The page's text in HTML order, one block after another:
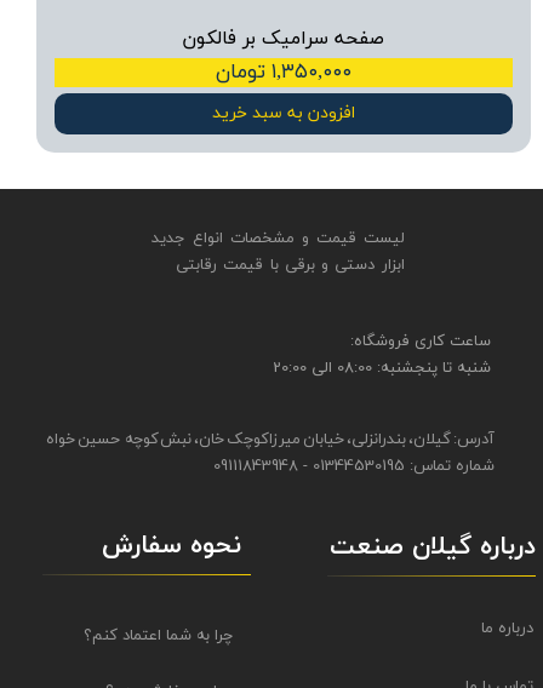
صفحه سرامیک بر فالکون
۱,۳۵۰,۰۰۰ تومان
افزودن به سبد خرید
​​ساعت کاری فروشگاه:
شنبه تا پنجشنبه: 08:00 الی 20:00
آدرس: گیلان، بندرانزلی، خیابان میرزاکوچک خان، نبش کوچه حسین خواه
شماره تماس: 01344530195 - 09111843948
لیست قیمت و مشخصات انواع جدید
ابزار دستی و برقی ​​​​​​​با قیمت رقابتی
نحوه سفارش
چرا به شما اعتماد کنم؟
درباره گیلان صنعت
درباره ما